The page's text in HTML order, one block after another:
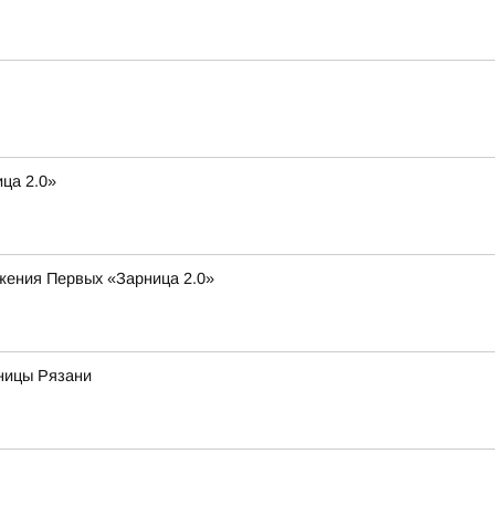
2.0»
Первых «Зарница 2.0»
Рязани